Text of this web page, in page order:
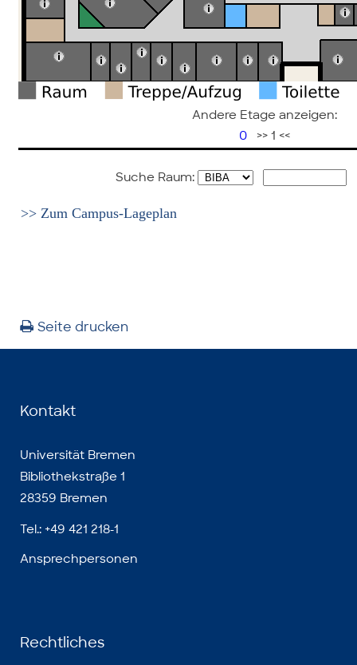
Andere Etage anzeigen:
0
>> 1 <<
Suche Raum:
>> Zum Campus-Lageplan
Seite drucken
Kontakt
Universität Bremen
Bibliothekstraße 1
28359 Bremen
Tel.: +49 421 218-1
Ansprechpersonen
Rechtliches